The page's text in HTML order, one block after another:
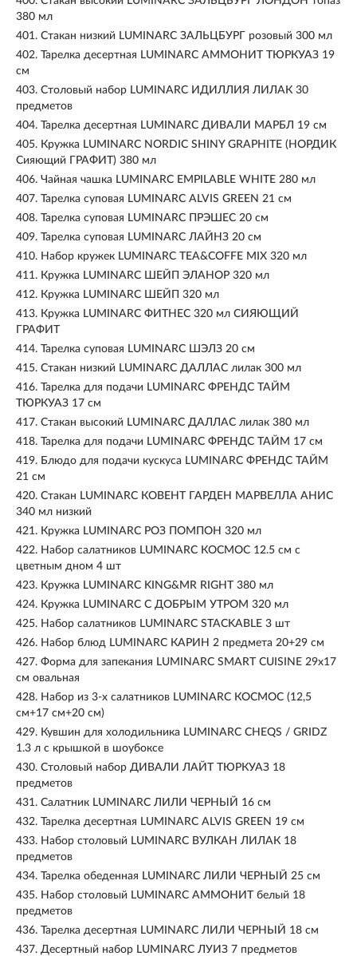
380 мл
401. Стакан низкий LUMINARC ЗАЛЬЦБУРГ розовый 300 мл
402. Тарелка десертная LUMINARC АММОНИТ ТЮРКУАЗ 19
см
403. Столовый набор LUMINARC ИДИЛЛИЯ ЛИЛАК 30
предметов
404. Тарелка десертная LUMINARC ДИВАЛИ МАРБЛ 19 см
405. Кружка LUMINARC NORDIC SHINY GRAPHITE (НОРДИК
Сияющий ГРАФИТ) 380 мл
406. Чайная чашка LUMINARC EMPILABLE WHITE 280 мл
407. Тарелка суповая LUMINARC ALVIS GREEN 21 см
408. Тарелка суповая LUMINARC ПРЭШЕС 20 см
409. Тарелка суповая LUMINARC ЛАЙНЗ 20 см
410. Набор кружек LUMINARC TEA&COFFE MIX 320 мл
411. Кружка LUMINARC ШЕЙП ЭЛАНОР 320 мл
412. Кружка LUMINARC ШЕЙП 320 мл
413. Кружка LUMINARC ФИТНЕС 320 мл СИЯЮЩИЙ
ГРАФИТ
414. Тарелка суповая LUMINARC ШЭЛЗ 20 см
415. Стакан низкий LUMINARC ДАЛЛАС лилак 300 мл
416. Тарелка для подачи LUMINARC ФРЕНДС ТАЙМ
ТЮРКУАЗ 17 см
417. Стакан высокий LUMINARC ДАЛЛАС лилак 380 мл
418. Тарелка для подачи LUMINARC ФРЕНДС ТАЙМ 17 см
419. Блюдо для подачи кускуса LUMINARC ФРЕНДС ТАЙМ
21 см
420. Стакан LUMINARC КОВЕНТ ГАРДЕН МАРВЕЛЛА АНИС
340 мл низкий
421. Кружка LUMINARC РОЗ ПОМПОН 320 мл
422. Набор салатников LUMINARC КОСМОС 12.5 см с
цветным дном 4 шт
423. Кружка LUMINARC KING&MR RIGHT 380 мл
424. Кружка LUMINARC C ДОБРЫМ УТРОМ 320 мл
425. Набор салатников LUMINARC STACKABLE 3 шт
426. Набор блюд LUMINARC КАРИН 2 предмета 20+29 см
427. Форма для запекания LUMINARC SMART CUISINE 29х17
см овальная
428. Набор из 3-х салатников LUMINARC КОСМОС (12,5
см+17 см+20 см)
429. Кувшин для холодильника LUMINARC CHEQS / GRIDZ
1.3 л с крышкой в шоубоксе
430. Столовый набор ДИВАЛИ ЛАЙТ ТЮРКУАЗ 18
предметов
431. Салатник LUMINARC ЛИЛИ ЧЕРНЫЙ 16 см
432. Тарелка десертная LUMINARC ALVIS GREEN 19 см
433. Набор столовый LUMINARC ВУЛКАН ЛИЛАК 18
предметов
434. Тарелка обеденная LUMINARC ЛИЛИ ЧЕРНЫЙ 25 см
435. Набор столовый LUMINARC АММОНИТ белый 18
предметов
436. Тарелка десертная LUMINARC ЛИЛИ ЧЕРНЫЙ 18 см
437. Десертный набор LUMINARC ЛУИЗ 7 предметов